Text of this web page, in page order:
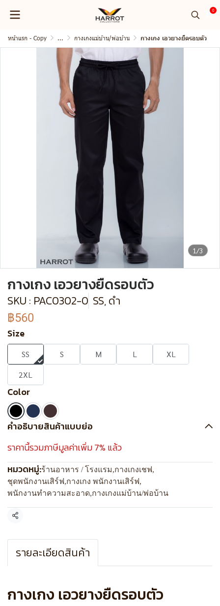
0
หน้าแรก - Copy ... กางเกงแม่บ้าน/พ่อบ้าน กางเกง เอวยางยืดรอบตัว
1/3
กางเกง เอวยางยืดรอบตัว
SKU : PAC0302-0 SS, ดำ
฿560
Size
SS S M L
XL
2XL
Color
คำอธิบายสินค้าแบบย่อ
ราคานี้รวมภาษีมูลค่าเพิ่ม 7% แล้ว
หมวดหมู่:ร้านอาหาร / โรงแรม,กางเกงเชฟ,
ชุดพนักงานเสิร์ฟ,กางเกง พนักงานเสิร์ฟ,
พนักงานทำความสะอาด,กางเกงแม่บ้าน/พ่อบ้าน
แชร์
รายละเอียดสินค้า
กางเกง เอวยางยืดรอบตัว